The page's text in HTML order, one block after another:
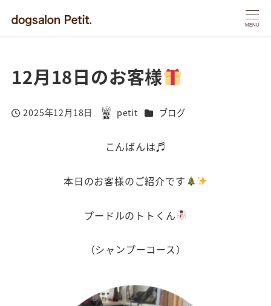
MENU
12月18日のお客様
投稿日
2025年12月18日
著
petit カテゴリー
ブログ
こんばんは♬
本日のお客様のご紹介です
プードルのトトくん
（シャンプーコース）